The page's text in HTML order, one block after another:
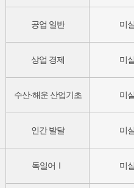
공업 일반 미
상업 경제 미
수산·해운 산업기초 미
인간 발달 미
독일어Ⅰ 미